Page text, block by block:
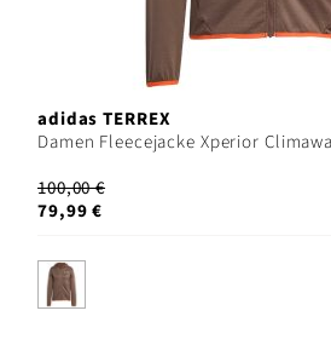
adidas TERREX
Damen Fleecejacke Xperior
100,00 €
79,99 €